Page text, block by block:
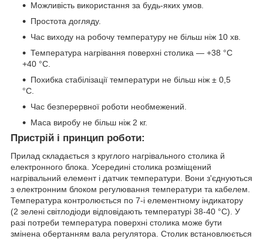
Можливість використання за будь-яких умов.
Простота догляду.
Час виходу на робочу температуру не більш ніж 10 хв.
Температура нагрівання поверхні столика — +38 °C
+40 °C.
Похибка стабілізації температури не більш ніж ± 0,5
°C.
Час безперервної роботи необмежений.
Маса виробу не більш ніж 2 кг.
Пристрій і принцип роботи:
Прилад складається з круглого нагрівального столика й
електронного блока. Усередині столика розміщений
нагрівальний елемент і датчик температури. Вони з'єднуються
з електронним блоком регулювання температури та кабелем.
Температура контролюється по 7-і елементному індикатору
(2 зелені світлодіоди відповідають температурі 38-40 °C). У
разі потреби температура поверхні столика може бути
змінена обертанням вала регулятора. Столик встановлюється